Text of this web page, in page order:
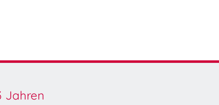
Jahren